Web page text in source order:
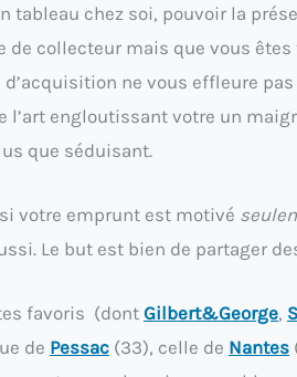
tableau chez soi, pouvoir la
de collecteur mais que vous
ne vous effleure
l’art engloutissant votre un
que séduisant.
votre emprunt est motivé
Le but est bien de partager
favoris (dont Gilbert&George,
de Pessac (33), celle de Nantes